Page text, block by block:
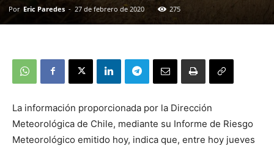
Por Eric Paredes - 27 de febrero de 2020 275
La información proporcionada por la Dirección
Meteorológica de Chile, mediante su Informe de Riesgo
Meteorológico emitido hoy, indica que, entre hoy jueves